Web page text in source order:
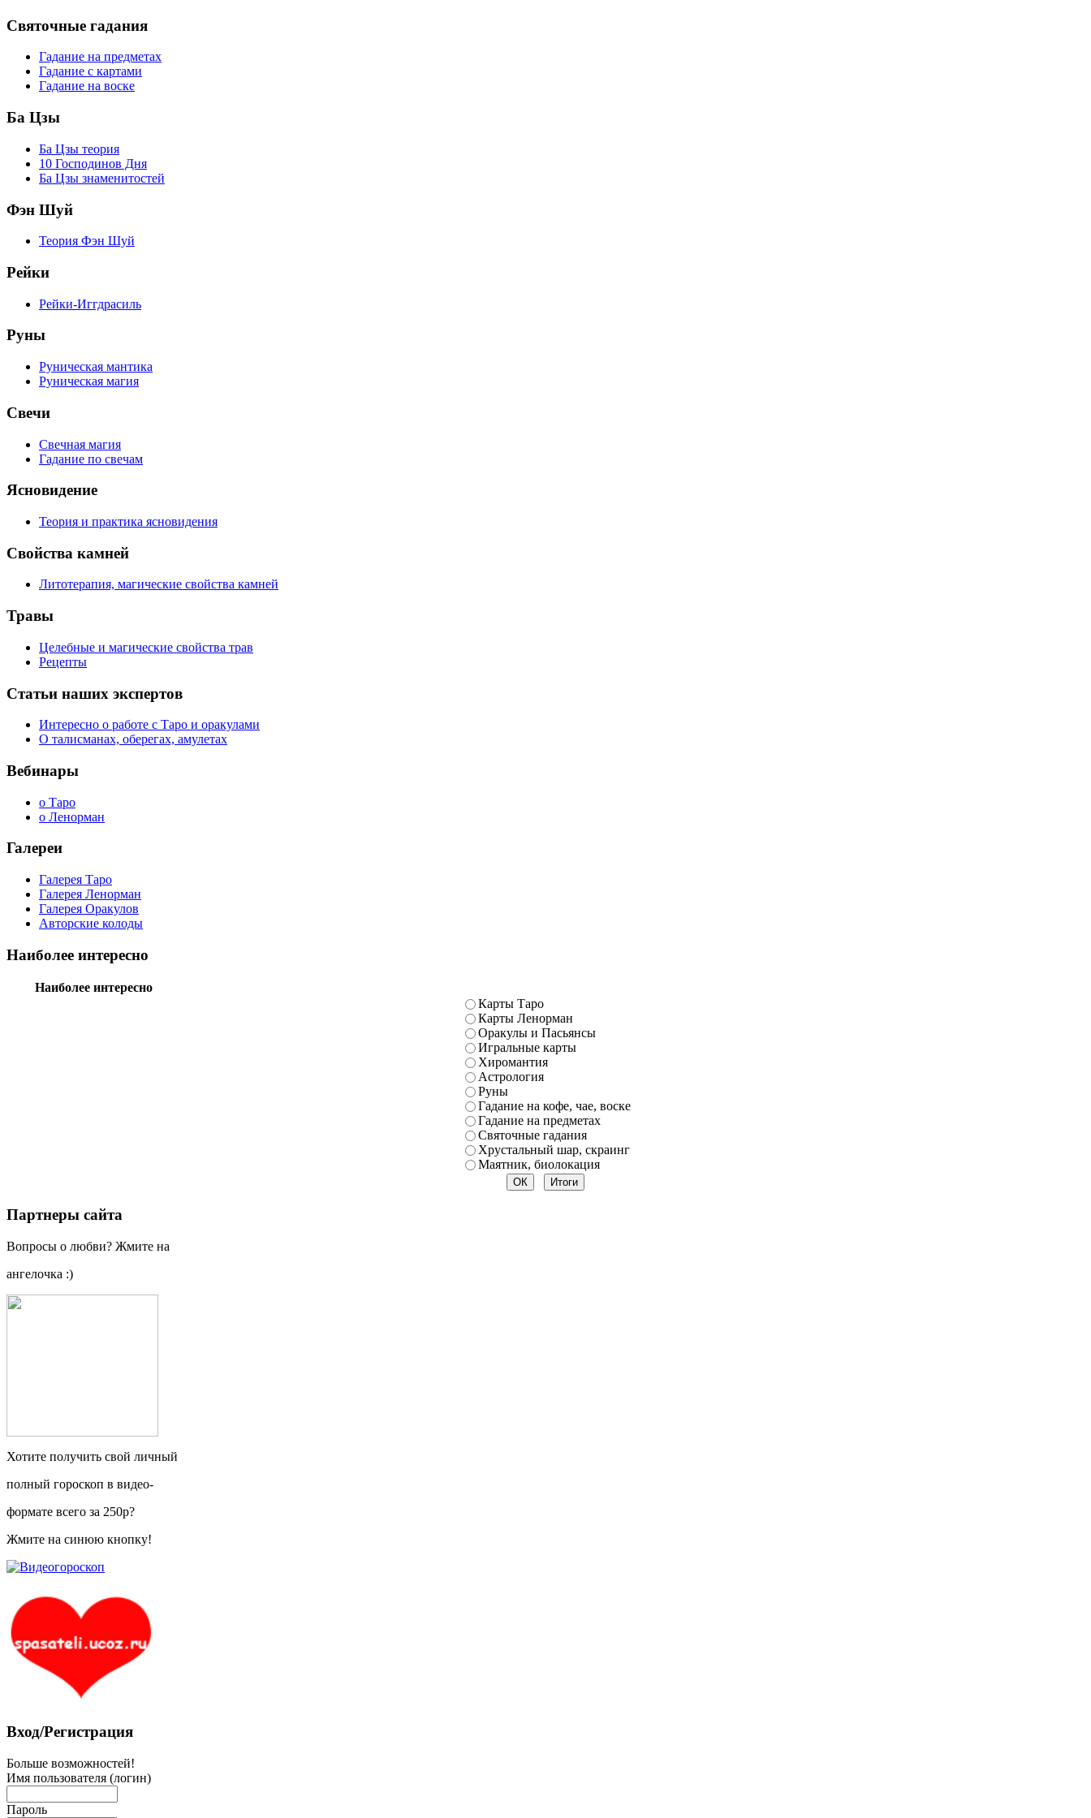
Святочные гадания
Гадание на предметах
Гадание с картами
Гадание на воске
Ба Цзы
Ба Цзы теория
10 Господинов Дня
Ба Цзы знаменитостей
Фэн Шуй
Теория Фэн Шуй
Рейки
Рейки-Иггдрасиль
Руны
Руническая мантика
Руническая магия
Свечи
Свечная магия
Гадание по свечам
Ясновидение
Теория и практика ясновидения
Свойства камней
Литотерапия, магические свойства камней
Травы
Целебные и магические свойства трав
Рецепты
Статьи наших экспертов
Интересно о работе с Таро и оракулами
О талисманах, оберегах, амулетах
Вебинары
о Таро
о Ленорман
Галереи
Галерея Таро
Галерея Ленорман
Галерея Оракулов
Авторские колоды
Наиболее интересно
Наиболее интересно
Карты Таро
Карты Ленорман
Оракулы и Пасьянсы
Игральные карты
Хиромантия
Астрология
Руны
Гадание на кофе, чае, воске
Гадание на предметах
Святочные гадания
Хрустальный шар, скраинг
Маятник, биолокация
Партнеры сайта
Вопросы о любви? Жмите на
ангелочка :)
Хотите получить свой личный
полный гороскоп в видео-
формате всего за 250р?
Жмите на синюю кнопку!
Вход/Регистрация
Больше возможностей!
Имя пользователя (логин)
Пароль